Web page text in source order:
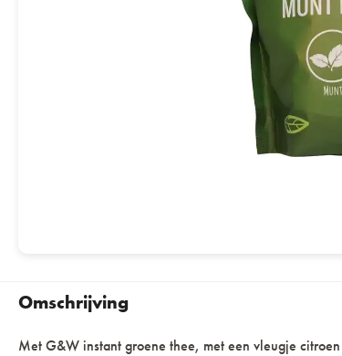
Omschrijving
Met G&W instant groene thee, met een vleugje